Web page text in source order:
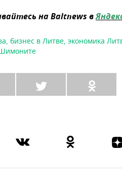
на Baltnews в
, бизнес в Литве, экономика